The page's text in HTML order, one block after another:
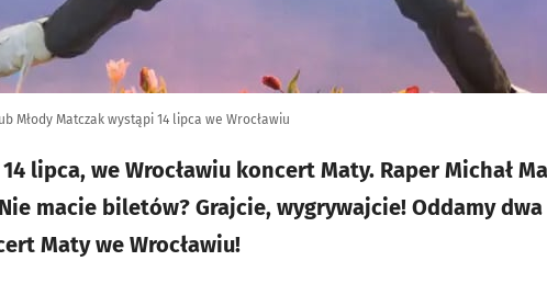
Młody Matczak wystąpi 14 lipca we Wrocławiu
lipca, we Wrocławiu koncert Maty. Raper Michał
macie biletów? Grajcie, wygrywajcie! Oddamy
Maty we Wrocławiu!